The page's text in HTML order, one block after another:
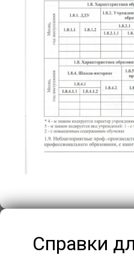
Справки